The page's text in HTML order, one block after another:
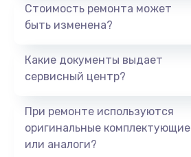
Стоимость ремонта может
быть изменена?
Какие документы выдает
сервисный центр?
При ремонте используются
оригинальные комплектующие
или аналоги?